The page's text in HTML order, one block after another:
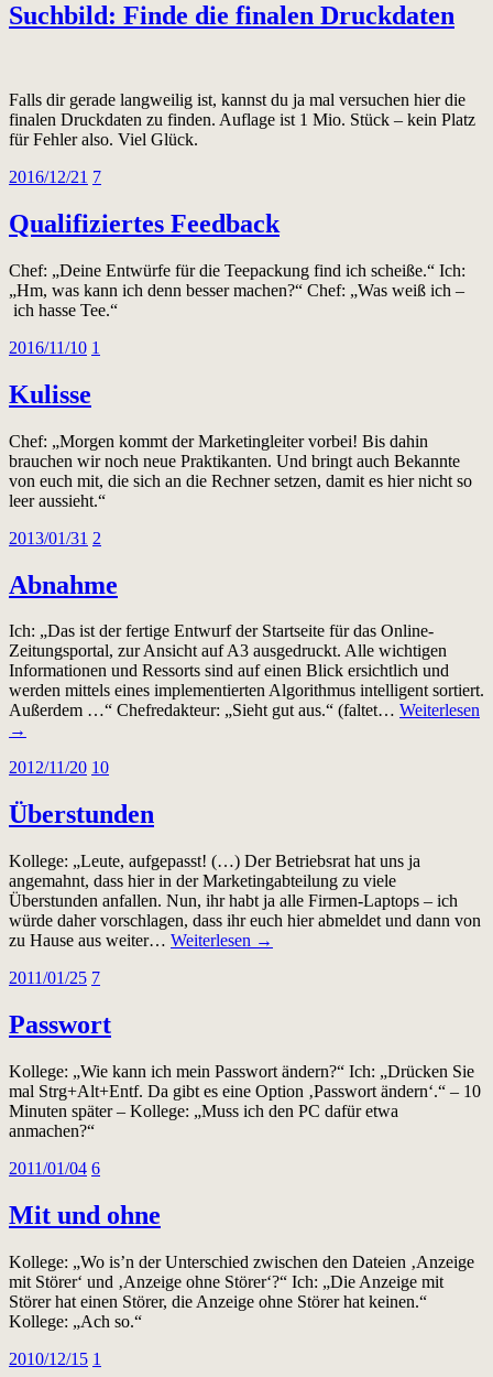
Suchbild: Finde die finalen Druckdaten
Falls dir gerade langweilig ist, kannst du ja mal versuchen hier die
finalen Druckdaten zu finden. Auflage ist 1 Mio. Stück – kein Platz
für Fehler also. Viel Glück.
2016/12/21 7
Qualifiziertes Feedback
Chef: „Deine Entwürfe für die Teepackung find ich scheiße.“ Ich:
„Hm, was kann ich denn besser machen?“ Chef: „Was weiß ich –
ich hasse Tee.“
2016/11/10 1
Kulisse
Chef: „Morgen kommt der Marketingleiter vorbei! Bis dahin
brauchen wir noch neue Praktikanten. Und bringt auch Bekannte
von euch mit, die sich an die Rechner setzen, damit es hier nicht so
leer aussieht.“
2013/01/31 2
Abnahme
Ich: „Das ist der fertige Entwurf der Startseite für das Online-
Zeitungsportal, zur Ansicht auf A3 ausgedruckt. Alle wichtigen
Informationen und Ressorts sind auf einen Blick ersichtlich und
werden mittels eines implementierten Algorithmus intelligent sortiert.
Außerdem …“ Chefredakteur: „Sieht gut aus.“ (faltet… Weiterlesen
→
2012/11/20 10
Überstunden
Kollege: „Leute, aufgepasst! (…) Der Betriebsrat hat uns ja
angemahnt, dass hier in der Marketingabteilung zu viele
Überstunden anfallen. Nun, ihr habt ja alle Firmen-Laptops – ich
würde daher vorschlagen, dass ihr euch hier abmeldet und dann von
zu Hause aus weiter… Weiterlesen →
2011/01/25 7
Passwort
Kollege: „Wie kann ich mein Passwort ändern?“ Ich: „Drücken Sie
mal Strg+Alt+Entf. Da gibt es eine Option ‚Passwort ändern‘.“ – 10
Minuten später – Kollege: „Muss ich den PC dafür etwa
anmachen?“
2011/01/04 6
Mit und ohne
Kollege: „Wo is’n der Unterschied zwischen den Dateien ‚Anzeige
mit Störer‘ und ‚Anzeige ohne Störer‘?“ Ich: „Die Anzeige mit
Störer hat einen Störer, die Anzeige ohne Störer hat keinen.“
Kollege: „Ach so.“
2010/12/15 1